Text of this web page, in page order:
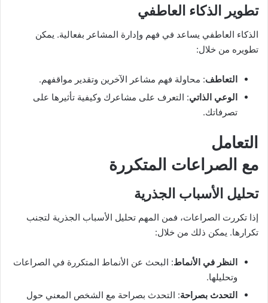
تطوير الذكاء العاطفي
الذكاء العاطفي يساعد في فهم وإدارة المشاعر بفعالية. يمكن
تطويره من خلال:
التعاطف: محاولة فهم مشاعر الآخرين وتقدير مواقفهم.
الوعي الذاتي: التعرف على مشاعرك وكيفية تأثيرها على
تصرفاتك.
التعامل
مع الصراعات المتكررة
تحليل الأسباب الجذرية
إذا تكررت الصراعات، فمن المهم تحليل الأسباب الجذرية لتجنب
تكرارها. يمكن ذلك من خلال:
النظر في الأنماط: البحث عن الأنماط المتكررة في الصراعات
وتحليلها.
التحدث بصراحة: التحدث بصراحة مع الشخص المعني حول